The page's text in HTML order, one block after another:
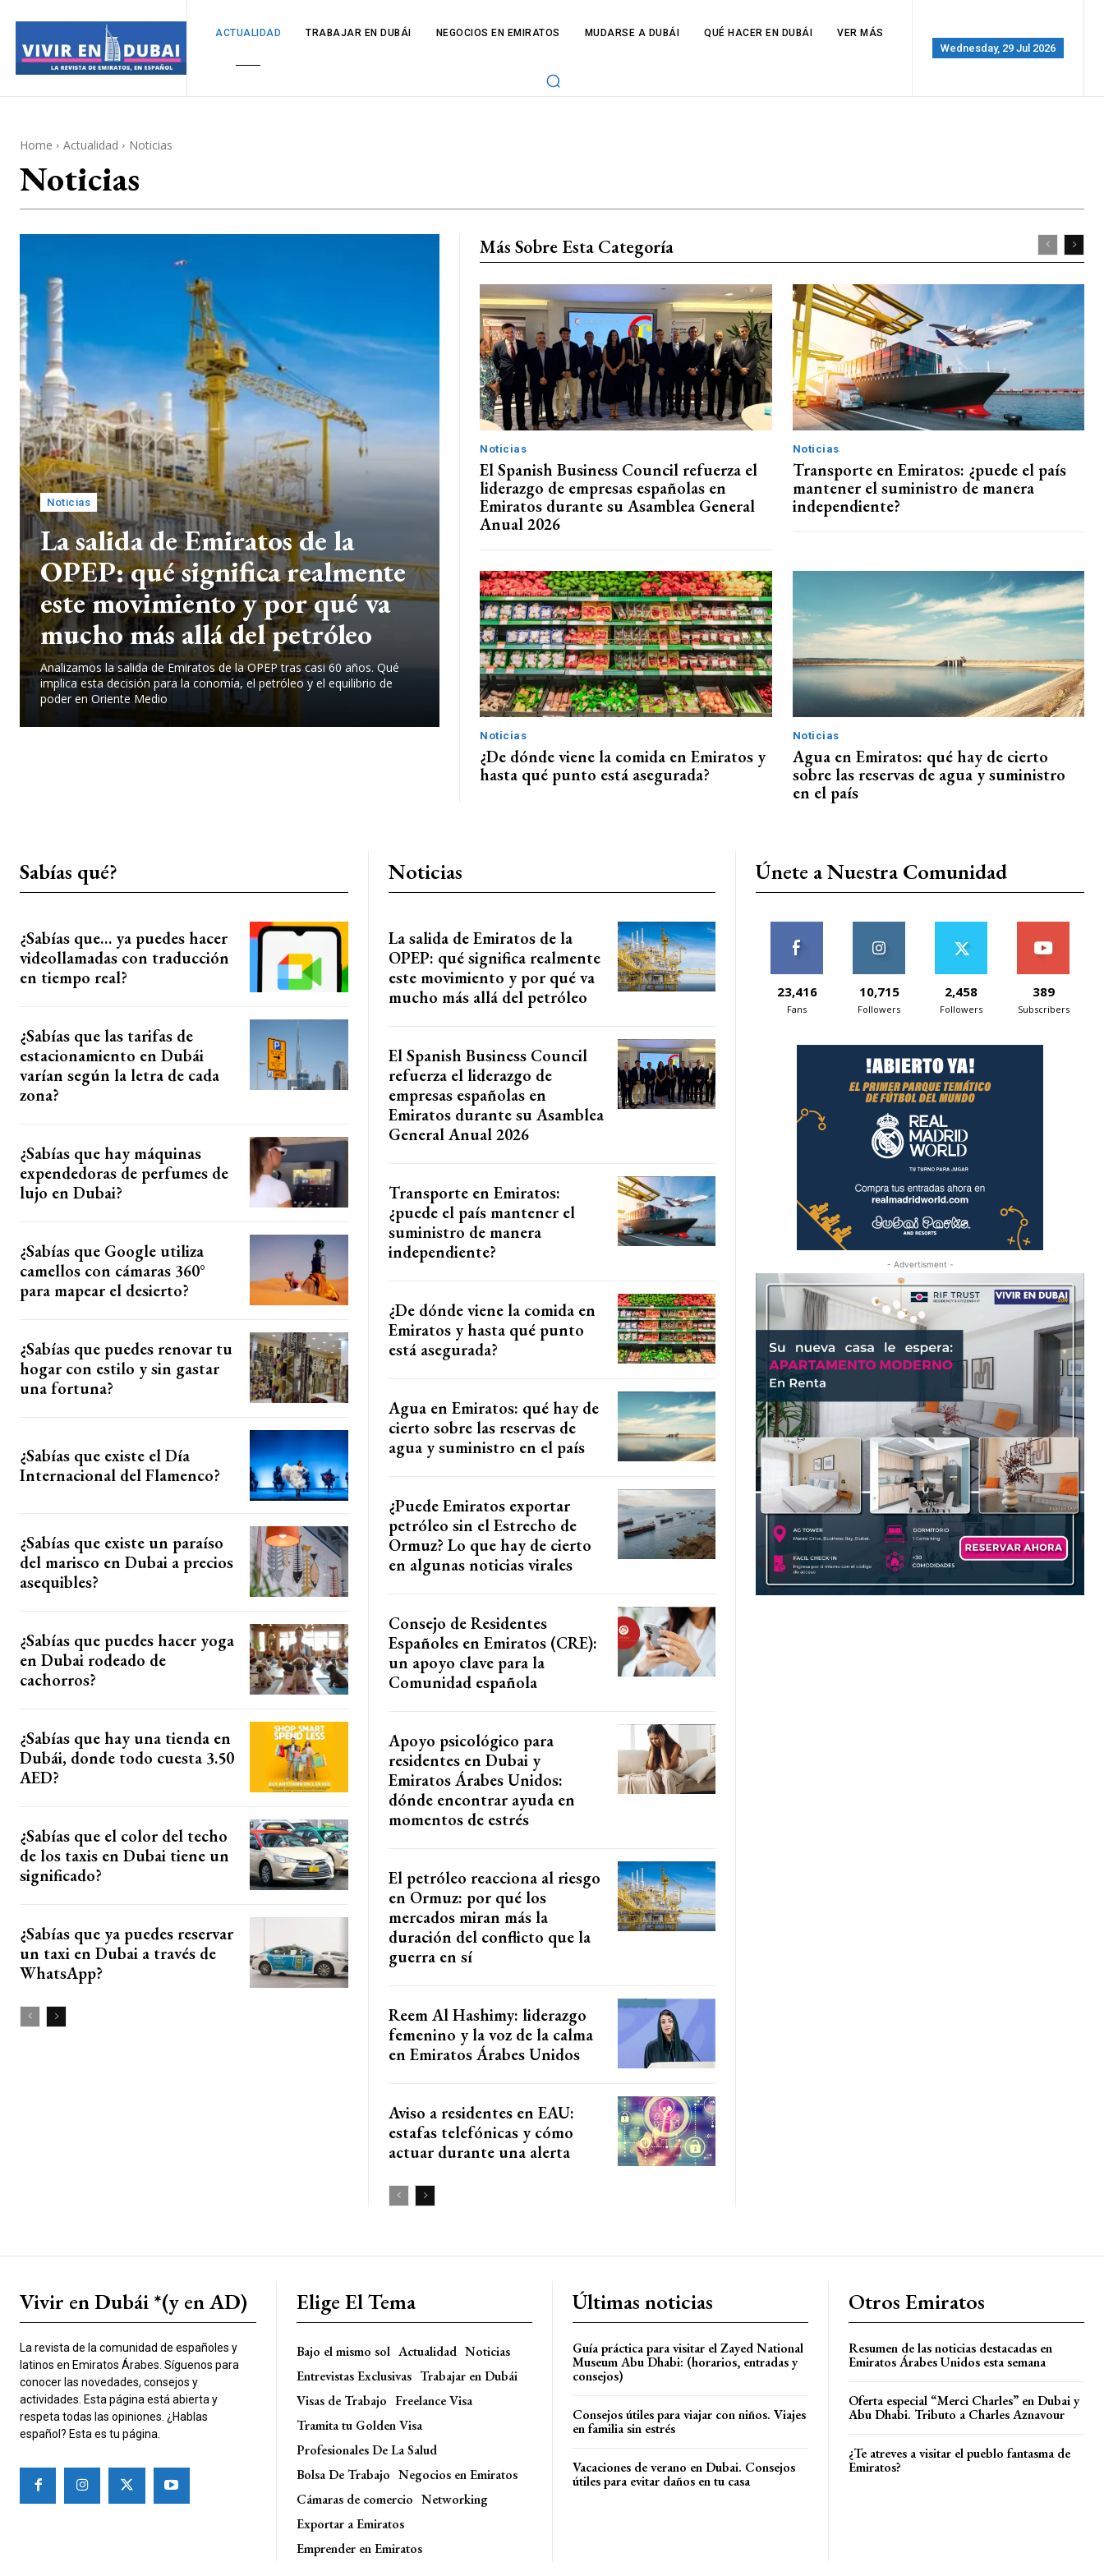
ACTUALIDAD TRABAJAR EN DUBÁI NEGOCIOS EN EMIRATOS MUDARSE A DUBÁI QUÉ HACER EN DUBÁI VER MÁS
Wednesday, 29 Jul 2026
Home Actualidad Noticias
Noticias
Noticias
La salida de Emiratos de la
OPEP: qué significa realmente
este movimiento y por qué va
mucho más allá del petróleo
Analizamos la salida de Emiratos de la OPEP tras casi 60 años. Qué
implica esta decisión para la conomía, el petróleo y el equilibrio de
poder en Oriente Medio
Más Sobre Esta Categoría
Noticias
El Spanish Business Council refuerza el
liderazgo de empresas españolas en
Emiratos durante su Asamblea General
Anual 2026
Noticias
Transporte en Emiratos: ¿puede el país
mantener el suministro de manera
independiente?
Noticias
¿De dónde viene la comida en Emiratos y
hasta qué punto está asegurada?
Noticias
Agua en Emiratos: qué hay de cierto
sobre las reservas de agua y suministro
en el país
Sabías qué?
¿Sabías que… ya puedes hacer
videollamadas con traducción
en tiempo real?
¿Sabías que las tarifas de
estacionamiento en Dubái
varían según la letra de cada
zona?
¿Sabías que hay máquinas
expendedoras de perfumes de
lujo en Dubai?
¿Sabías que Google utiliza
camellos con cámaras 360°
para mapear el desierto?
¿Sabías que puedes renovar tu
hogar con estilo y sin gastar
una fortuna?
¿Sabías que existe el Día
Internacional del Flamenco?
¿Sabías que existe un paraíso
del marisco en Dubai a precios
asequibles?
¿Sabías que puedes hacer yoga
en Dubai rodeado de
cachorros?
¿Sabías que hay una tienda en
Dubái, donde todo cuesta 3.50
AED?
¿Sabías que el color del techo
de los taxis en Dubai tiene un
significado?
¿Sabías que ya puedes reservar
un taxi en Dubai a través de
WhatsApp?
Noticias
La salida de Emiratos de la
OPEP: qué significa realmente
este movimiento y por qué va
mucho más allá del petróleo
El Spanish Business Council
refuerza el liderazgo de
empresas españolas en
Emiratos durante su Asamblea
General Anual 2026
Transporte en Emiratos:
¿puede el país mantener el
suministro de manera
independiente?
¿De dónde viene la comida en
Emiratos y hasta qué punto
está asegurada?
Agua en Emiratos: qué hay de
cierto sobre las reservas de
agua y suministro en el país
¿Puede Emiratos exportar
petróleo sin el Estrecho de
Ormuz? Lo que hay de cierto
en algunas noticias virales
Consejo de Residentes
Españoles en Emiratos (CRE):
un apoyo clave para la
Comunidad española
Apoyo psicológico para
residentes en Dubai y
Emiratos Árabes Unidos:
dónde encontrar ayuda en
momentos de estrés
El petróleo reacciona al riesgo
en Ormuz: por qué los
mercados miran más la
duración del conflicto que la
guerra en sí
Reem Al Hashimy: liderazgo
femenino y la voz de la calma
en Emiratos Árabes Unidos
Aviso a residentes en EAU:
estafas telefónicas y cómo
actuar durante una alerta
Únete a Nuestra Comunidad
23,416
Fans
10,715
Followers
2,458
Followers
389
Subscribers
- Advertisment -
Vivir en Dubái *(y en AD)
La revista de la comunidad de españoles y
latinos en Emiratos Árabes. Síguenos para
conocer las novedades, consejos y
actividades. Esta página está abierta y
respeta todas las opiniones. ¿Hablas
español? Esta es tu página.
Elige El Tema
Bajo el mismo sol Actualidad Noticias
Entrevistas Exclusivas Trabajar en Dubái
Visas de Trabajo Freelance Visa
Tramita tu Golden Visa
Profesionales De La Salud
Bolsa De Trabajo Negocios en Emiratos
Cámaras de comercio Networking
Exportar a Emiratos
Emprender en Emiratos
Últimas noticias
Guía práctica para visitar el Zayed National
Museum Abu Dhabi: (horarios, entradas y
consejos)
Consejos útiles para viajar con niños. Viajes
en familia sin estrés
Vacaciones de verano en Dubai. Consejos
útiles para evitar daños en tu casa
Otros Emiratos
Resumen de las noticias destacadas en
Emiratos Árabes Unidos esta semana
Oferta especial “Merci Charles” en Dubai y
Abu Dhabi. Tributo a Charles Aznavour
¿Te atreves a visitar el pueblo fantasma de
Emiratos?